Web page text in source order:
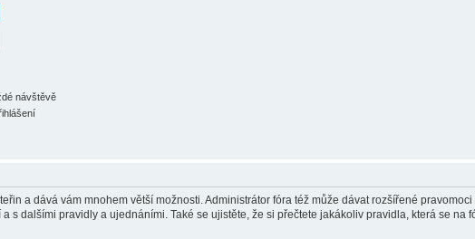
návštěvě
a dává vám mnohem větší možnosti. Administrátor fóra též může dávat rozšířené
s dalšími pravidly a ujednáními. Také se ujistěte, že si přečtete jakákoliv pravidla, která se na